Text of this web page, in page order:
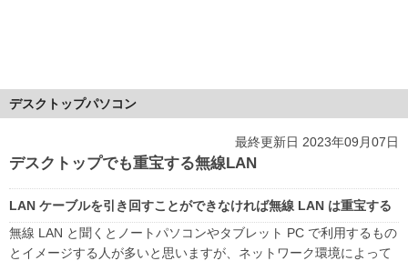
デスクトップパソコン
最終更新日 2023年09月07日
デスクトップでも重宝する無線LAN
LAN ケーブルを引き回すことができなければ無線 LAN は重宝する
無線 LAN と聞くとノートパソコンやタブレット PC で利用するもの
とイメージする人が多いと思いますが、ネットワーク環境によって